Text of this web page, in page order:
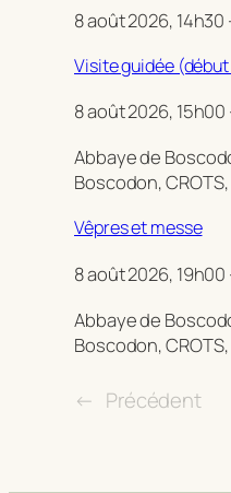
8 août 2026, 14h30
Visite guidée (début
8 août 2026, 15h00
Abbaye de
Boscodon,
Vêpres et messe
8 août 2026, 19h00
Abbaye de
Boscodon,
← Précédent